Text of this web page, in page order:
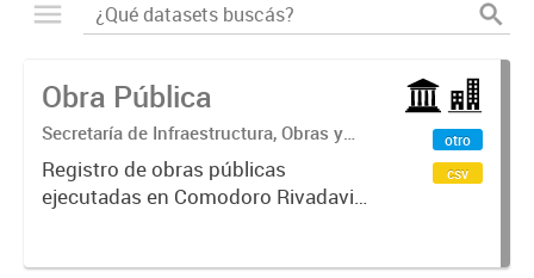
Obra Pública
Secretaría de Infraestructura, Obras y
Servicios Públicos
Registro de obras públicas
ejecutadas en Comodoro Rivadavia,
otro
csv